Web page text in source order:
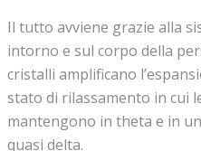
Il tutto avviene grazie alla
intorno e sul corpo della
cristalli amplificano
stato di rilassamento in cui
mantengono in theta e in
quasi delta.